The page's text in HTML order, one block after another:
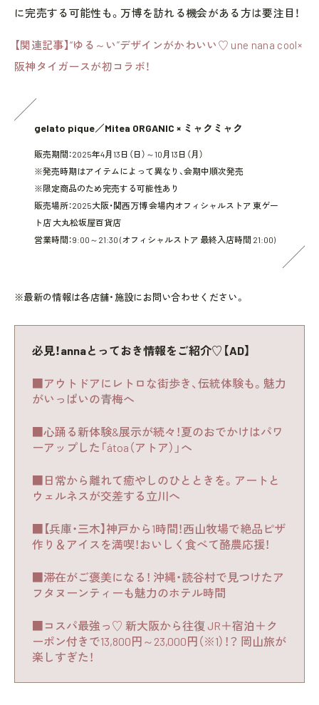
に完売する可能性も。万博を訪れる機会がある方は要注目！
【関連記事】“ゆる～い”デザインがかわいい♡ une nana cool×
阪神タイガースが初コラボ！
gelato pique／Mitea ORGANIC × ミャクミャク
販売期間：2025年4月13日（日）～10月13日（月）
※発売時期はアイテムによって異なり、会期中順次発売
※限定商品のため完売する可能性あり
販売場所：2025大阪・関西万博 会場内オフィシャルストア 東ゲー
ト店 大丸松坂屋百貨店
営業時間：9:00～21:30 (オフィシャルストア 最終入店時間 21:00)
※最新の情報は各店舗・施設にお問い合わせください。
必見！annaとっておき情報をご紹介♡【AD】
■アウトドアにレトロな街歩き、伝統体験も。魅力
がいっぱいの青梅へ
■心踊る新体験&展示が続々！夏のおでかけはパワ
ーアップした「átoa（アトア）」へ
■日常から離れて癒やしのひとときを。アートと
ウェルネスが交差する立川へ
■【兵庫・三木】神戸から1時間！西山牧場で絶品ピザ
作り＆アイスを満喫！おいしく食べて酪農応援！
■滞在がご褒美になる！ 沖縄・読谷村で見つけたア
フタヌーンティーも魅力のホテル時間
■コスパ最強っ♡ 新大阪から往復 JR＋宿泊＋ク
ーポン付きで13,800円～23,000円（※1）！？ 岡山旅が
楽しすぎた！